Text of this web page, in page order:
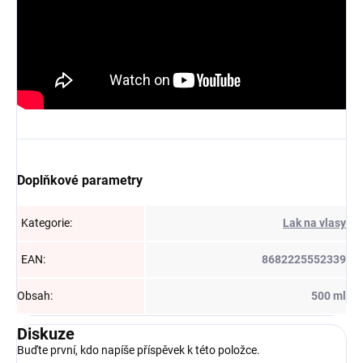
Doplňkové parametry
Kategorie: Lak na vlasy
EAN: 8682225552339
Obsah: 500 ml
Diskuze
Buďte první, kdo napíše příspěvek k této položce.